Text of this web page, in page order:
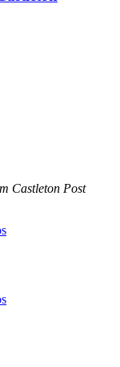
Castleton Post